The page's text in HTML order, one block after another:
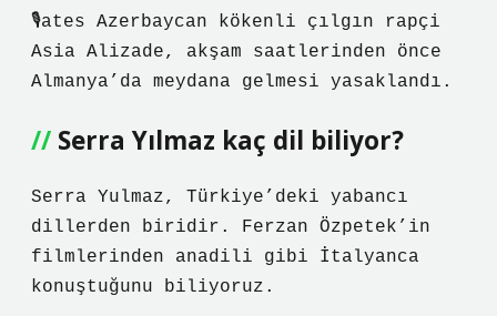
🎙ates Azerbaycan kökenli çılgın rapçi
Asia Alizade, akşam saatlerinden önce
Almanya’da meydana gelmesi yasaklandı.
Serra Yılmaz kaç dil biliyor?
Serra Yulmaz, Türkiye’deki yabancı
dillerden biridir. Ferzan Özpetek’in
filmlerinden anadili gibi İtalyanca
konuştuğunu biliyoruz.